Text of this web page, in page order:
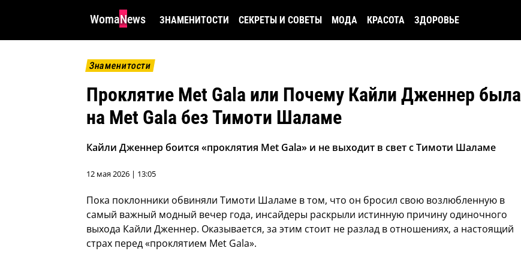
WomaNews ЗНАМЕНИТОСТИ СЕКРЕТЫ И СОВЕТЫ МОДА КРАСОТА ЗДОРОВЬЕ
Знаменитости
Проклятие Met Gala или Почему Кайли Дженнер была
на Met Gala без Тимоти Шаламе
Кайли Дженнер боится «проклятия Met Gala» и не выходит в свет с Тимоти Шаламе
12 мая 2026 | 13:05
Пока поклонники обвиняли Тимоти Шаламе в том, что он бросил свою возлюбленную в
самый важный модный вечер года, инсайдеры раскрыли истинную причину одиночного
выхода Кайли Дженнер. Оказывается, за этим стоит не разлад в отношениях, а настоящий
страх перед «проклятием Met Gala».